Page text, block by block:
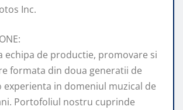
Inc.
echipa de productie, promovare si
formata din doua generatii de
experienta in domeniul muzical de
Portofoliul nostru cuprinde